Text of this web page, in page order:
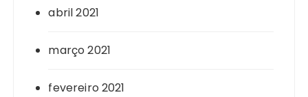
abril 2021
março 2021
fevereiro 2021